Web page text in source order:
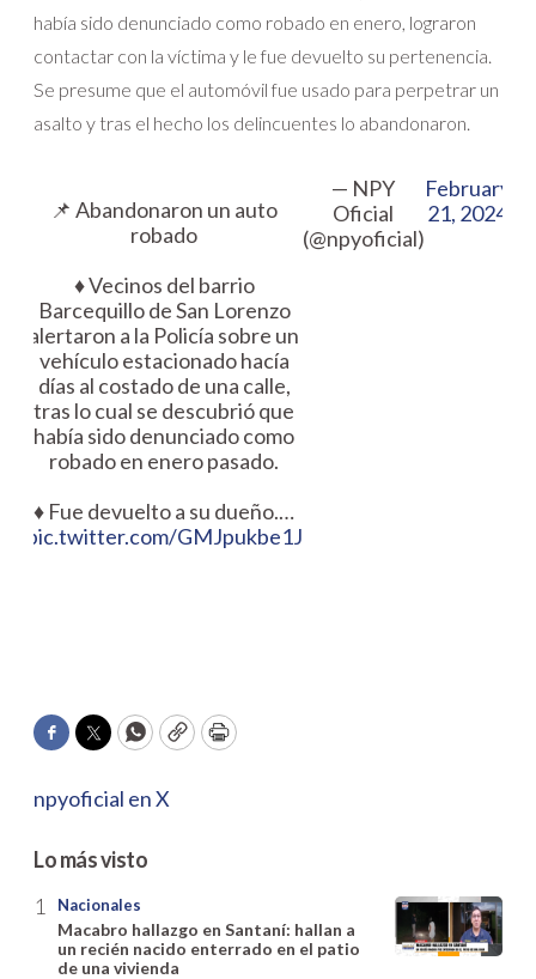
había sido denunciado como robado en enero, lograron
contactar con la víctima y le fue devuelto su pertenencia.
Se presume que el automóvil fue usado para perpetrar un
asalto y tras el hecho los delincuentes lo abandonaron.
📌 Abandonaron un auto
robado
♦️ Vecinos del barrio
Barcequillo de San Lorenzo
alertaron a la Policía sobre un
vehículo estacionado hacía
días al costado de una calle,
tras lo cual se descubrió que
había sido denunciado como
robado en enero pasado.
♦️ Fue devuelto a su dueño.…
pic.twitter.com/GMJpukbe1J
— NPY
Oficial
(@npyoficial)
February
21, 2024
Facebook
TwitterWhatsApp
CopyPrint
npyoficial en X
Lo más visto
Nacionales
Macabro hallazgo en Santaní: hallan a
un recién nacido enterrado en el patio
de una vivienda